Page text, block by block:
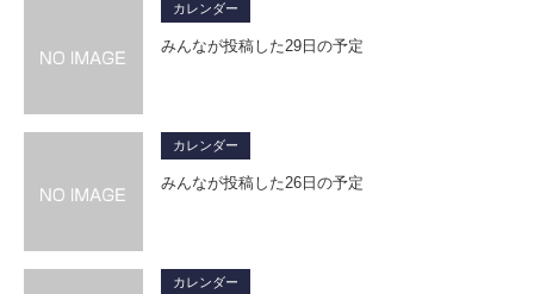
カレンダー
みんなが投稿した29日の予定
カレンダー
みんなが投稿した26日の予定
カレンダー